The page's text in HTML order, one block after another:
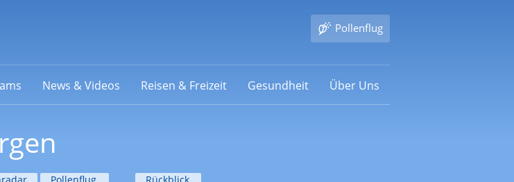
Pollenflug
News & Videos Reisen & Freizeit Gesundheit Über Uns